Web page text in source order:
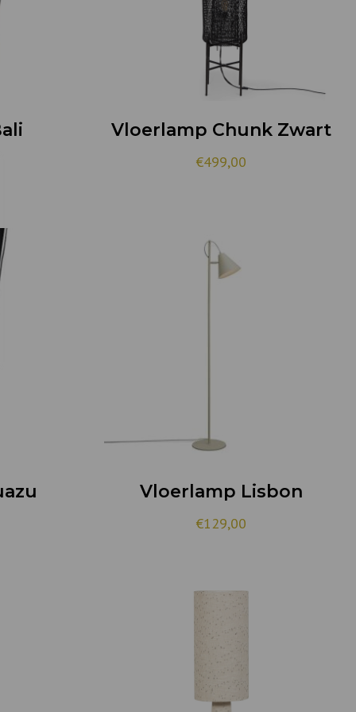
Vloerlamp Chunk Zwart
€499,00
Vloerlamp Lisbon
€129,00